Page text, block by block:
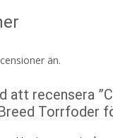
än.
att recensera
Torrfoder